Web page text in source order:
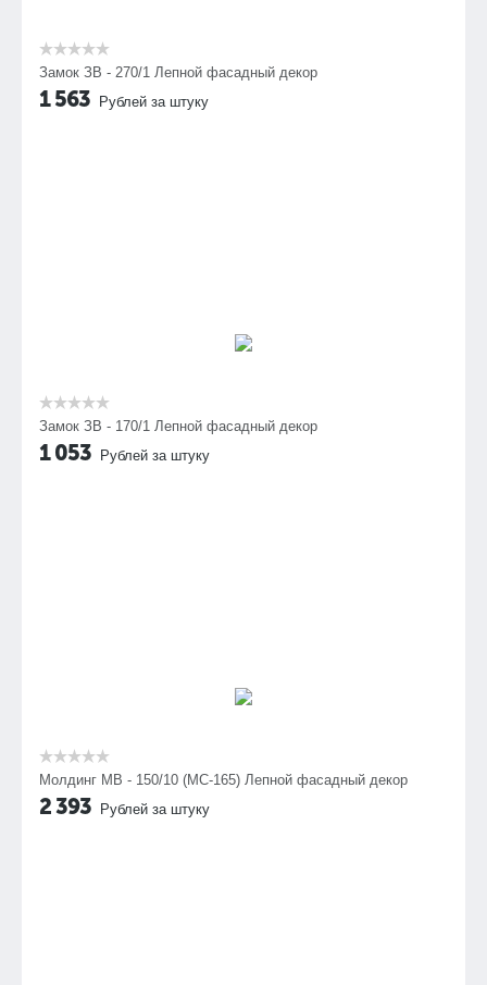
Замок ЗВ - 270/1 Лепной фасадный декор
1 563 Рублей за штуку
Замок ЗВ - 170/1 Лепной фасадный декор
1 053 Рублей за штуку
Молдинг МВ - 150/10 (МС-165) Лепной фасадный декор
2 393 Рублей за штуку